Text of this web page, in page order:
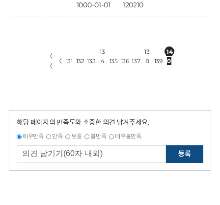
1000-01-01 120210
〈
〈
〈 131 132 133
13
4
135 136 137
13
8
139
14
0
해당 페이지의 만족도와 소중한 의견 남겨주세요.
매우만족 만족 보통 불만족 매우불만족
등록